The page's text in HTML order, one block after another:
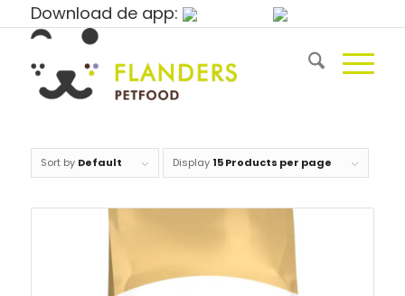
Download de app:
Sort by Default Display 15 Products per page